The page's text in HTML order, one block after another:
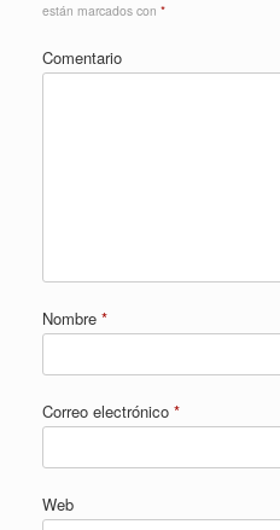
están marcados con *
Comentario
Nombre *
Correo electrónico *
Web